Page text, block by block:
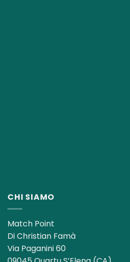
CHI SIAMO
Match Point
Di Christian Famà
Via Paganini 60